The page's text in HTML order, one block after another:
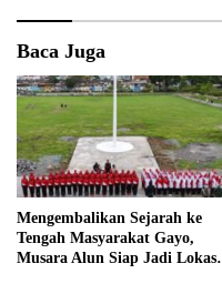
Baca Juga
Mengembalikan Sejarah ke
Tengah Masyarakat Gayo,
Musara Alun Siap Jadi Lokasi